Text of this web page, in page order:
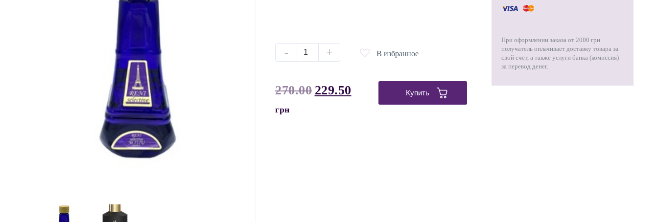
- + В избранное
270.00 229.50
грн
Купить
При оформлении заказа от 2000 грн
получатель оплачивает доставку товара за
свой счет, а также услуги банка (комиссия)
за перевод денег.